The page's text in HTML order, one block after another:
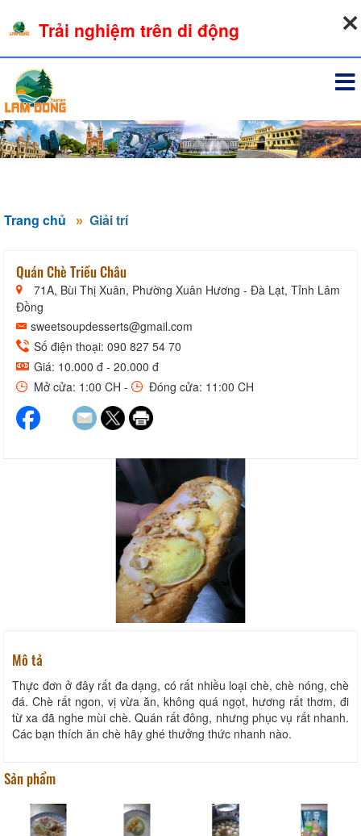
Trang chủ Giải trí
Quán Chè Triều Châu
71A, Bùi Thị Xuân, Phường Xuân Hương - Đà Lạt, Tỉnh Lâm
Đồng
sweetsoupdesserts@gmail.com
Số điện thoại: 090 827 54 70
Giá: 10.000 đ - 20.000 đ
Mở cửa: 1:00 CH -
Đóng cửa: 11:00 CH
Mô tả
Thực đơn ở đây rất đa dạng, có rất nhiều loại chè, chè nóng, chè
đá. Chè rất ngon, vị vừa ăn, không quá ngọt, hương rất thơm, đi
từ xa đã nghe mùi chè. Quán rất đông, nhưng phục vụ rất nhanh.
Các bạn thích ăn chè hãy ghé thưởng thức nhanh nào.
Sản phẩm
Trải nghiệm trên di động